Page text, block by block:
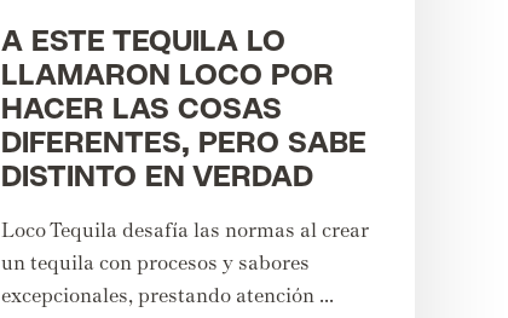
A ESTE TEQUILA LO
LLAMARON LOCO POR
HACER LAS COSAS
DIFERENTES, PERO SABE
DISTINTO EN VERDAD
Loco Tequila desafía las normas al crear
un tequila con procesos y sabores
excepcionales, prestando atención ...